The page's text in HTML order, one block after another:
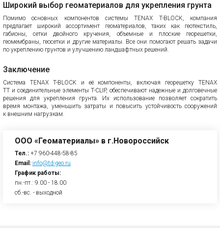
Широкий выбор геоматериалов для укрепления грунта
Помимо основных компонентов системы TENAX T-BLOCK, компания
предлагает широкий ассортимент геоматериалов, таких как геотекстиль,
габионы, сетки двойного кручения, объемные и плоские георешетки,
геомембраны, геосетки и другие материалы. Все они помогают решать задачи
по укреплению грунтов и улучшению ландшафтных решений.
Заключение
Система TENAX T-BLOCK и её компоненты, включая георешетку TENAX
TT и соединительные элементы T-CLIP, обеспечивают надежные и долговечные
решения для укрепления грунта. Их использование позволяет сократить
время монтажа, уменьшить затраты и повысить устойчивость сооружений
к внешним нагрузкам.
ООО «Геоматериалы» в г.Новороссийск
Тел.: +7 960-448-58-85
Email: info@td-geo.ru
График работы:
пн.-пт.: 9.00 - 18.00
сб.-вс. - выходной